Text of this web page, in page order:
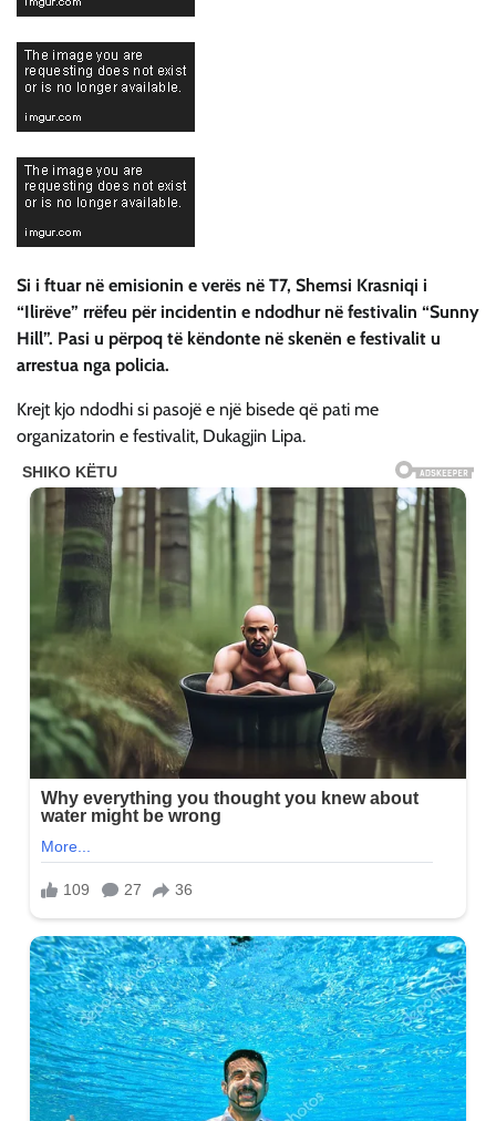
Si i ftuar në emisionin e verës në T7, Shemsi Krasniqi i
“Ilirëve” rrëfeu për incidentin e ndodhur në festivalin “Sunny
Hill”. Pasi u përpoq të këndonte në skenën e festivalit u
arrestua nga policia.
Krejt kjo ndodhi si pasojë e një bisede që pati me
organizatorin e festivalit, Dukagjin Lipa.